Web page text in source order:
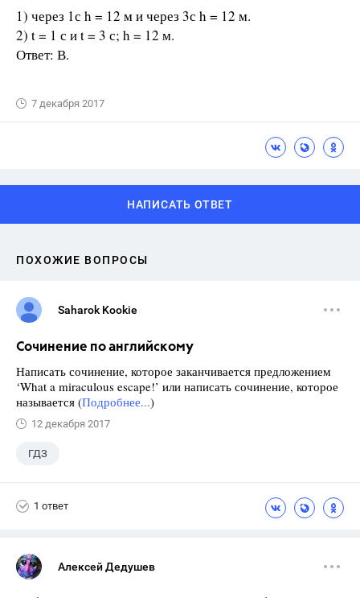
1) через 1с h = 12 м и через 3с h = 12 м.
2) t = 1 с и t = 3 с; h = 12 м.
Ответ: В.
7 декабря 2017
НАПИСАТЬ ОТВЕТ
ПОХОЖИЕ ВОПРОСЫ
Saharok Kookie
Сочинение по английскому
Написать сочинение, которое заканчивается предложением
‘What a miraculous escape!’ или написать сочинение, которое
называется (Подробнее...)
12 декабря 2017
ГДЗ
1 ответ
Алексей Дедушев